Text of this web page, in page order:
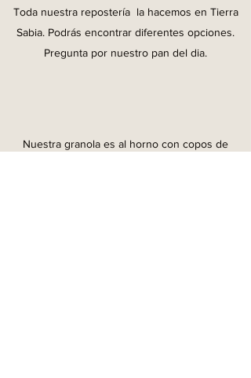
Toda nuestra repostería la hacemos en Tierra
Sabia. Podrás encontrar diferentes opciones.
Pregunta por nuestro pan del dia.
Nuestra granola es al horno con copos de